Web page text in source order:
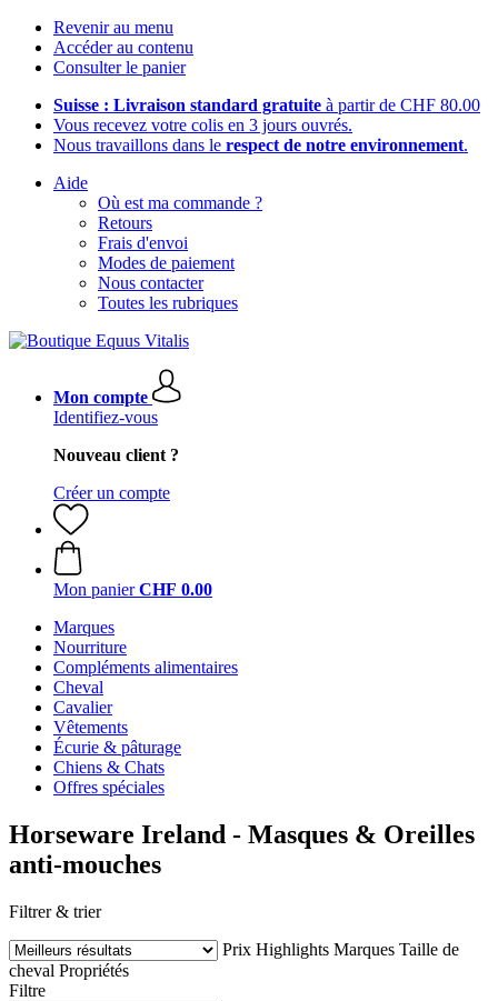
Revenir au menu
Accéder au contenu
Consulter le panier
Suisse : Livraison standard gratuite à partir de CHF 80.00
Vous recevez votre colis en 3 jours ouvrés.
Nous travaillons dans le respect de notre environnement.
Aide
Où est ma commande ?
Retours
Frais d'envoi
Modes de paiement
Nous contacter
Toutes les rubriques
Mon compte
Identifiez-vous
Nouveau client ?
Créer un compte
Mon panier CHF 0.00
Marques
Nourriture
Compléments alimentaires
Cheval
Cavalier
Vêtements
Écurie & pâturage
Chiens & Chats
Offres spéciales
Horseware Ireland - Masques & Oreilles
anti-mouches
Filtrer & trier
Prix Highlights Marques Taille de
cheval Propriétés
Filtre